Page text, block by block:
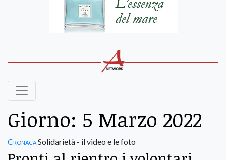
Giorno: 5 Marzo 2022
CronacaSolidarietà - il video e le foto